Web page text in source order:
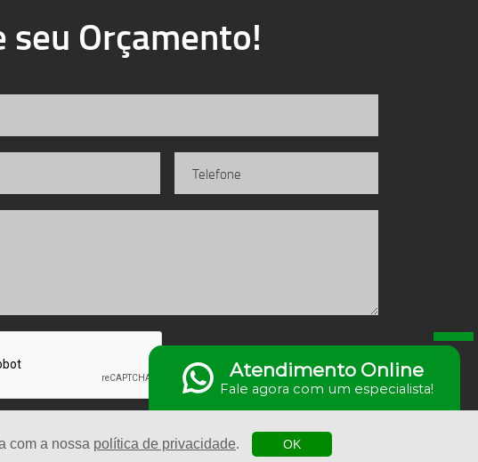
seu Orçamento!
Enviar
Atendimento Online
Fale agora com um especialista!
com a nossa política de privacidade. OK